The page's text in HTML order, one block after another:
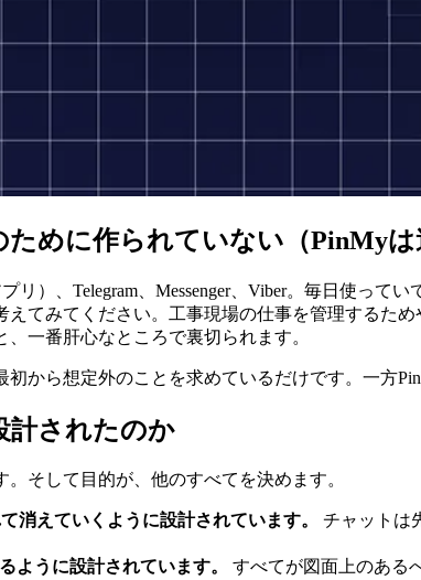
めに作られていない（PinMyは
リ）、Telegram、Messenger、Viber。毎日使っ
てみてください。工事現場の仕事を管理するた
一番肝心なところで裏切られます。
から想定外のことを求めているだけです。一方
計されたのか
そして目的が、他のすべてを決めます。
消えていくように設計されています。
チャットは
ように設計されています。
すべてが図面上のある